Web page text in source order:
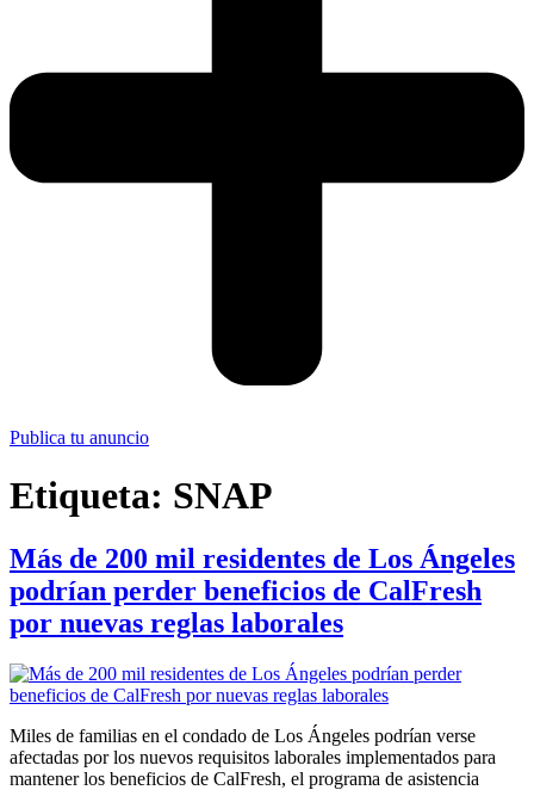
Publica tu anuncio
Etiqueta: SNAP
Más de 200 mil residentes de Los Ángeles
podrían perder beneficios de CalFresh
por nuevas reglas laborales
Miles de familias en el condado de Los Ángeles podrían verse
afectadas por los nuevos requisitos laborales implementados para
mantener los beneficios de CalFresh, el programa de asistencia